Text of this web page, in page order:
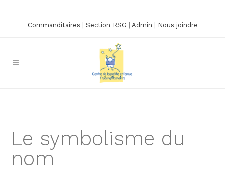
Commanditaires Section RSG Admin Nous joindre
Le symbolisme du
nom